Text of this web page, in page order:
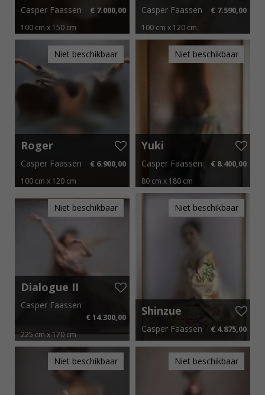
Casper Faassen € 7.000,00
100 cm x 150 cm
€ 105,00 p.m.
Casper Faassen € 7.590,00
100 cm x 120 cm
€ 113,85 p.m.
Niet beschikbaar
Roger
Casper Faassen € 6.900,00
100 cm x 120 cm
Niet beschikbaar
Yuki
Casper Faassen € 8.400,00
80 cm x 180 cm
€ 126,00 p.m.
Niet beschikbaar
Dialogue II
Casper Faassen
€ 14.300,00
225 cm x 170 cm
€ 214,50 p.m.
Niet beschikbaar
Shinzue
Casper Faassen € 4.875,00
50 cm x 75 cm € 73,13 p.m.
Niet beschikbaar Niet beschikbaar